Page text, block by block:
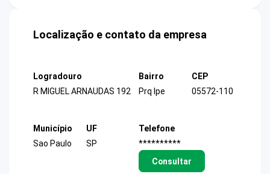
Localização e contato da empresa
Logradouro
R MIGUEL ARNAUDAS 192
Bairro
Prq Ipe
CEP
05572-110
Município
Sao Paulo
UF
SP
Telefone
**********
Consultar